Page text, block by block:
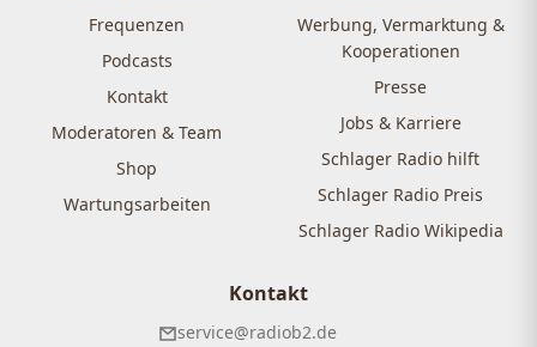
Frequenzen
Podcasts
Kontakt
Moderatoren & Team
Shop
Wartungsarbeiten
Werbung, Vermarktung &
Kooperationen
Presse
Jobs & Karriere
Schlager Radio hilft
Schlager Radio Preis
Schlager Radio Wikipedia
Kontakt
service@radiob2.de